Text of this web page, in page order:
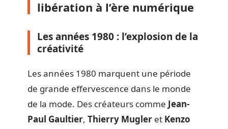
libération à l’ère numérique
Les années 1980 : l’explosion de la
créativité
Les années 1980 marquent une période
de grande effervescence dans le monde
de la mode. Des créateurs comme Jean-
Paul Gaultier, Thierry Mugler et Kenzo